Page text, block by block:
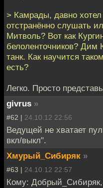
> Камрады, давно хотел
отстранённо слушать
Митволь? Вот как
белоленточников? Дим
танк. Как научится
есть?
Легко. Просто
givrus »
#62 | 24.10.12 22:56
Ведущей не хватает
вкл/выкл".
Хмурый_Сибиряк »
#63 | 24.10.12 22:57
Кому: Добрый_Сибиряк,